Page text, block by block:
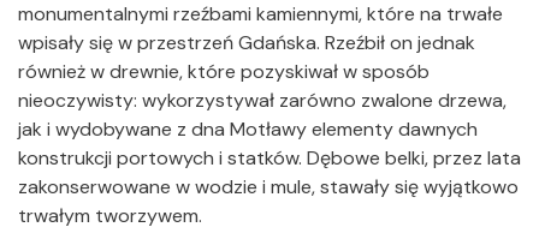
monumentalnymi rzeźbami kamiennymi, które na trwałe
wpisały się w przestrzeń Gdańska. Rzeźbił on jednak
również w drewnie, które pozyskiwał w sposób
nieoczywisty: wykorzystywał zarówno zwalone drzewa,
jak i wydobywane z dna Motławy elementy dawnych
konstrukcji portowych i statków. Dębowe belki, przez lata
zakonserwowane w wodzie i mule, stawały się wyjątkowo
trwałym tworzywem.